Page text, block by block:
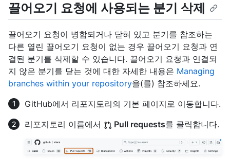
끌어오기 요청에 사용되는 분기 삭제
끌어오기 요청이 병합되거나 닫혀 있고 분기를 참조하는
다른 열린 끌어오기 요청이 없는 경우 끌어오기 요청과 연
결된 분기를 삭제할 수 있습니다. 끌어오기 요청과 연결되
지 않은 분기를 닫는 것에 대한 자세한 내용은 Managing
branches within your repository을(를) 참조하세요.
GitHub에서 리포지토리의 기본 페이지로 이동합니다.
리포지토리 이름에서
Pull requests를 클릭합니다.